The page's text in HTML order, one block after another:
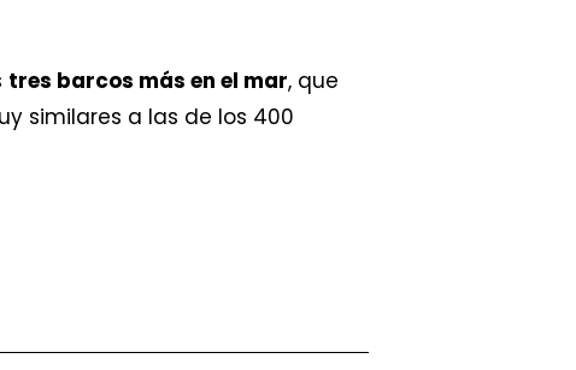
tres barcos más en el mar, que
similares a las de los 400